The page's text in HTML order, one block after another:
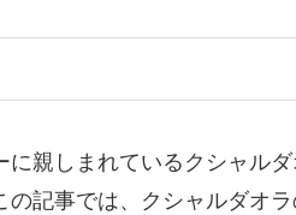
親しまれているクシャル
記事では、クシャルダオ